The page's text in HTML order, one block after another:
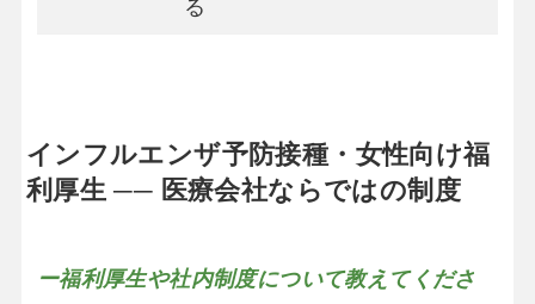
る
インフルエンザ予防接種・女性向け福
利厚生 ── 医療会社ならではの制度
ー福利厚生や社内制度について教えてくださ